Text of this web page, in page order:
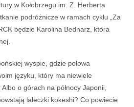
w Kołobrzegu im. Z. Herberta
podróżnicze w ramach cyklu „Za
będzie Karolina Bednarz, która
wyspie, gdzie połowa
języku, który ma niewiele
o górach na północy Japonii,
laleczki kokeshi? Co powiecie